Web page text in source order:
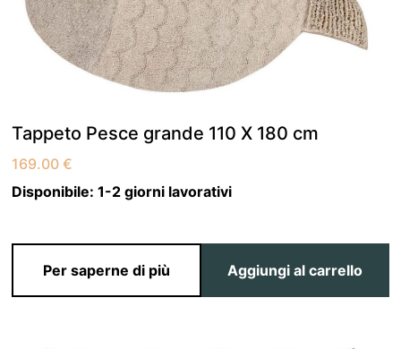
Tappeto Pesce grande 110 X 180 cm
169.00€
Disponibile:1-2 giorni lavorativi
Per saperne di più Aggiungi al carrello